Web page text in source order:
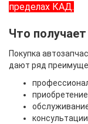
пределах КАД.
Что
Покупка
дают ряд